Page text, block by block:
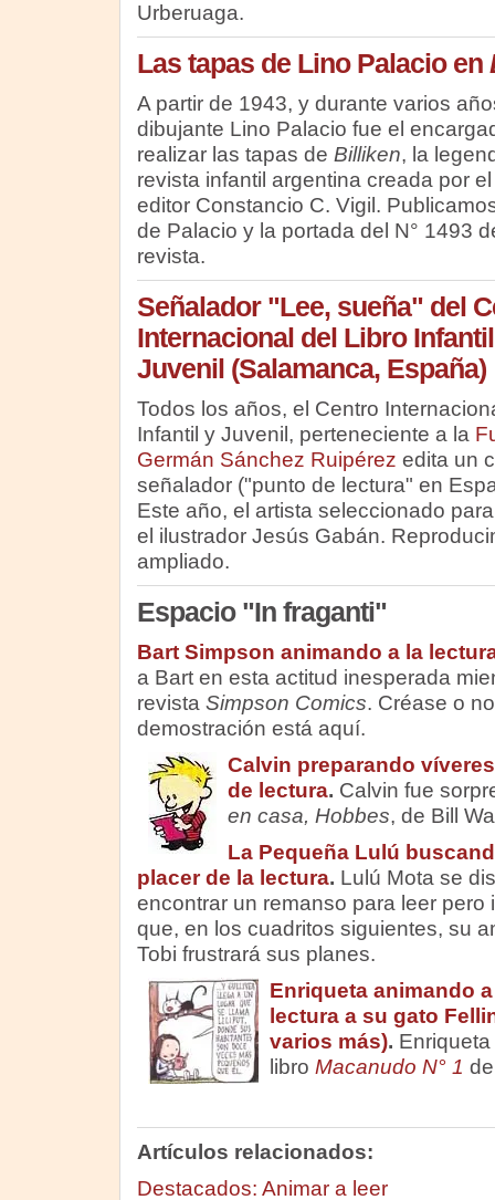
Urberuaga.
Las tapas de Lino Palacio en
A partir de 1943, y durante varios
dibujante Lino Palacio fue el
realizar las tapas de Billiken, la
revista infantil argentina creada por
editor Constancio C. Vigil.
de Palacio y la portada del N° 1493
revista.
Señalador "Lee, sueña" del
Internacional del Libro
Juvenil (Salamanca, España)
Todos los años, el Centro
Infantil y Juvenil, perteneciente a la
Germán Sánchez Ruipérez edita un
señalador ("punto de lectura" en
Este año, el artista seleccionado
el ilustrador Jesús Gabán.
ampliado.
Espacio "In fraganti"
Bart Simpson animando a la
a Bart en esta actitud inesperada
revista Simpson Comics. Créase o
demostración está aquí.
Calvin preparando
de lectura. Calvin fue
en casa, Hobbes, de Bill
La Pequeña Lulú
placer de la lectura. Lulú Mota se
encontrar un remanso para leer pero
que, en los cuadritos siguientes, su
Tobi frustrará sus planes.
Enriqueta animando
lectura a su gato
varios más).
libro Macanudo N° 1
Artículos relacionados:
Destacados: Animar a leer